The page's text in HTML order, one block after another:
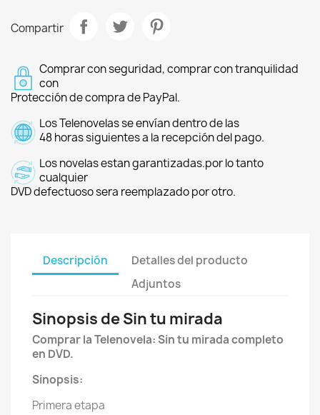
Compartir
Comprar con seguridad, comprar con tranquilidad
con
Protección de compra de PayPal.
Los Telenovelas se envían dentro de las
48 horas siguientes a la recepción del pago.
Los novelas estan garantizadas.por lo tanto
cualquier
DVD defectuoso sera reemplazado por otro.
Descripción
Detalles del producto
Adjuntos
Sinopsis de Sin tu mirada
Comprar la Telenovela: Sin tu mirada completo
en DVD.
Sinopsis:
Primera etapa